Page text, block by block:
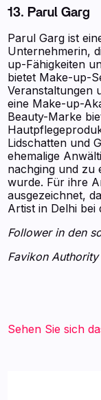
13. Parul Garg
Parul Garg ist
Unternehmerin,
up-Fähigkeiten
bietet Make-up-
Veranstaltungen
eine Make-up-
Beauty-Marke
Lidschatten und
ehemalige
nachging und zu
wurde. Für ihre
ausgezeichnet,
Artist in Delhi bei
Follower in den
Favikon
Sehen Sie sich